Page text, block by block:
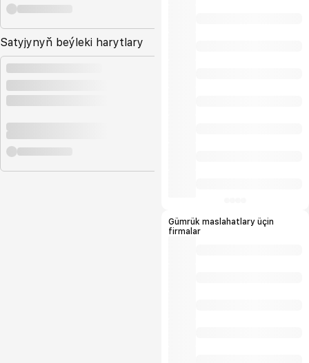
Satyjynyň beýleki harytlary
Gümrük maslahatlary üçin
firmalar